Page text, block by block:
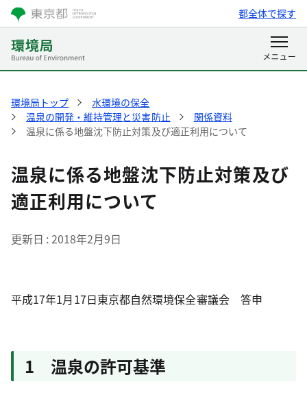
都全体で探す
環境局トップ
水環境の保全
温泉の開発・維持管理と災害防止
関係資料
温泉に係る地盤沈下防止対策及び適正利用について
温泉に係る地盤沈下防止対策及び
適正利用について
更新日 2018年2月9日
平成17年1月17日東京都自然環境保全審議会 答申
1 温泉の許可基準